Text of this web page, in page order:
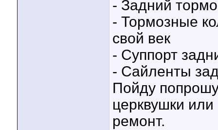
- Задний
- Тормозные
свой век
- Суппорт
- Сайленты
Пойду
церквушки
ремонт.